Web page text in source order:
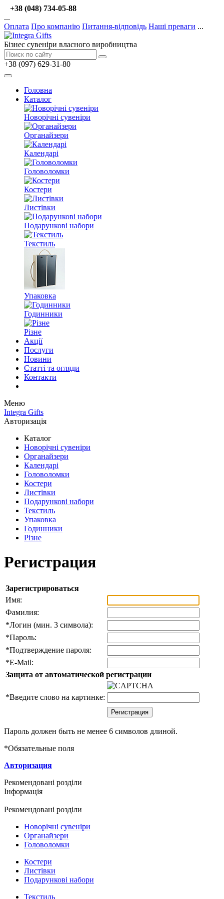
+38 (048) 734-05-88
...
Оплата Про компанію Питання-відповідь Наші преваги ...
Бізнес сувеніри власного виробництва
+38 (097) 629-31-80
Головна
Каталог
Новорічні сувеніри
Органайзери
Календарі
Головоломки
Костери
Листівки
Подарункові набори
Текстиль
Упаковка
Годинники
Різне
Акції
Послуги
Новини
Статті та огляди
Контакти
Меню
Integra Gifts
Авторизація
Каталог
Новорічні сувеніри
Органайзери
Календарі
Головоломки
Костери
Листівки
Подарункові набори
Текстиль
Упаковка
Годинники
Різне
Регистрация
Зарегистрироваться
Имя:
Фамилия:
*Логин (мин. 3 символа):
*Пароль:
*Подтверждение пароля:
*E-Mail:
Защита от автоматической регистрации
*Введите слово на картинке:
Пароль должен быть не менее 6 символов длиной.
*Обязательные поля
Авторизация
Рекомендовані розділи
Інформація
Рекомендовані розділи
Новорічні сувеніри
Органайзери
Головоломки
Костери
Листівки
Подарункові набори
Текстиль